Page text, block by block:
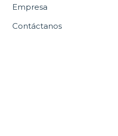
Empresa
Contáctanos